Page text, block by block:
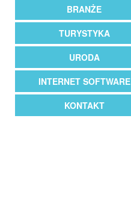
BRANŻE
TURYSTYKA
URODA
INTERNET SOFTWARE
KONTAKT